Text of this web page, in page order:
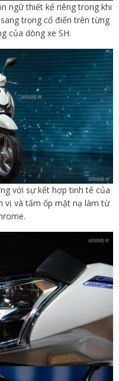
ngữ thiết kế riêng trong khi
trọng cổ điển trên từng
của dòng xe SH.
với sự kết hợp tinh tế của
vị và tấm ốp mặt nạ làm từ